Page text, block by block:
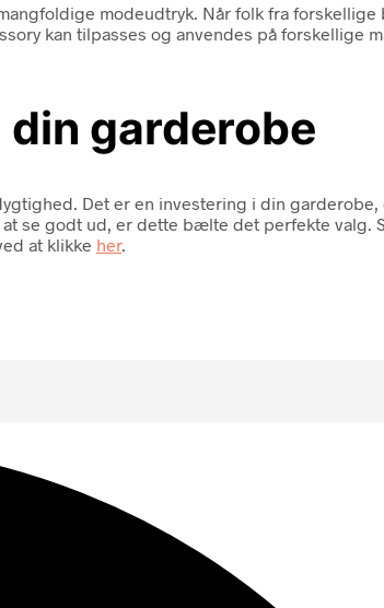
modeudtryk. Når folk fra forskellige
kan tilpasses og anvendes på forskellige
garderobe
Det er en investering i din
se godt ud, er dette bælte det perfekte valg.
at klikke her.